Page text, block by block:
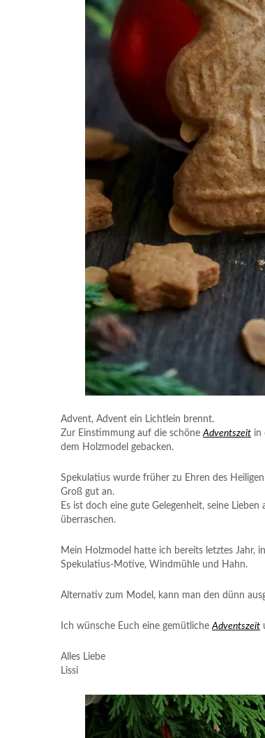
Advent, Advent ein Lichtlein brennt.
Zur Einstimmung auf die schöneAdventszeit in
dem Holzmodel gebacken.
Spekulatius wurde früher zu Ehren des
Groß gut an.
Es ist doch eine gute Gelegenheit, seine
überraschen.
Mein Holzmodel hatte ich bereits letztes Jahr,
Spekulatius-Motive, Windmühle und Hahn.
Alternativ zum Model, kann man den dünn
Ich wünsche Euch eine gemütlicheAdventszeit
Alles Liebe
Lissi